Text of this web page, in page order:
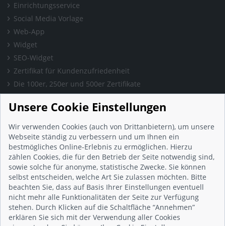
Einrichtungsservice
Social Media Vorlage
Web-App
Widget
SEO-Widget
Zertifikat für Kundenzufriedenheit
Die 100er, 250er und 500er Zertifikate
Presse & Wissen
Presse und Informationen
Blog
Häufig gestellte Fragen (FAQ)
Studie: Digitalisierungsbarometer
Initiative gegen Fake-Bewertungen
Kunden Informationen
Beratungsgespräch vereinbaren
Impressum
Datenschutz
Unsere Cookie Einstellungen
Wir verwenden Cookies (auch von Drittanbietern), um unsere
Webseite ständig zu verbessern und um Ihnen ein
bestmögliches Online-Erlebnis zu ermöglichen. Hierzu
zählen Cookies, die für den Betrieb der Seite notwendig sind,
sowie solche für anonyme, statistische Zwecke. Sie können
selbst entscheiden, welche Art Sie zulassen möchten. Bitte
beachten Sie, dass auf Basis Ihrer Einstellungen eventuell
nicht mehr alle Funktionalitäten der Seite zur Verfügung
stehen. Durch Klicken auf die Schaltfläche “Annehmen”
erklären Sie sich mit der Verwendung aller Cookies